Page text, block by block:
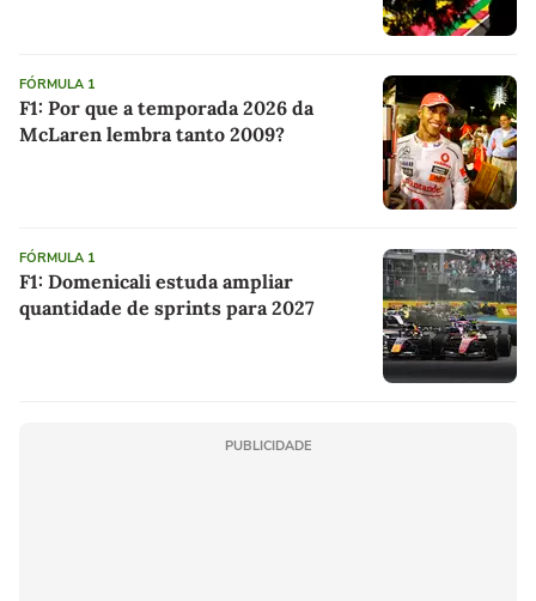
FÓRMULA 1
F1: Por que a temporada 2026 da
McLaren lembra tanto 2009?
FÓRMULA 1
F1: Domenicali estuda ampliar
quantidade de sprints para 2027
PUBLICIDADE